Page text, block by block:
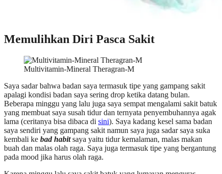
Memulihkan Diri Pasca Sakit
Multivitamin-Mineral Theragran-M
Saya sadar bahwa badan saya termasuk tipe yang gampang sakit
apalagi kondisi badan saya sering drop ketika datang bulan.
Beberapa minggu yang lalu juga saya sempat mengalami sakit batuk
yang membuat saya susah tidur dan ternyata penyembuhannya agak
lama (ceritanya bisa dibaca di sini). Saya kadang kesel sama badan
saya sendiri yang gampang sakit namun saya juga sadar saya suka
kembali ke bad habitsaya yaitu tidur kemalaman, malas makan
buah dan malas olah raga. Saya juga termasuk tipe yang bergantung
pada mood jika harus olah raga.